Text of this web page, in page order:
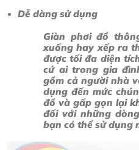
Dễ dàng sử dụng
Giàn phơi đồ
xuống hay xếp ra
được tối đa diện
cứ ai trong gia
gồm cả người nhà
dụng đến mức
đồ và gấp gọn lại
đối với những
bạn có thể sử dụng